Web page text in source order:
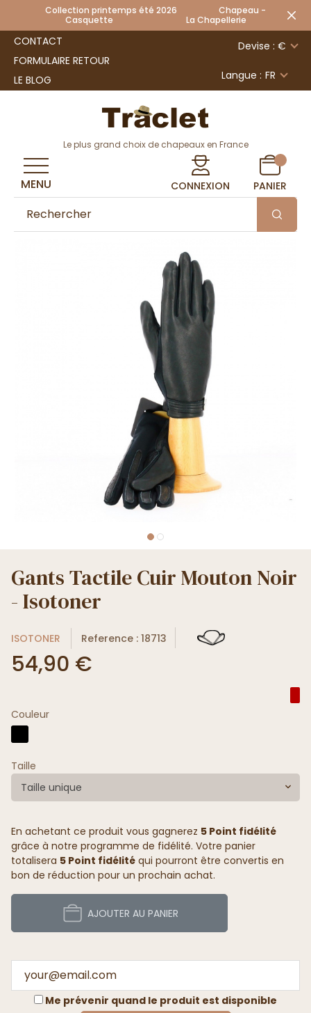
Collection printemps été 2026 Chapeau -
Casquette La Chapellerie
CONTACT
FORMULAIRE RETOUR
LE BLOG
Devise : €
Langue : FR
Le plus grand choix de chapeaux en France
CONNEXION PANIER
MENU
Gants Tactile Cuir Mouton Noir
- Isotoner
ISOTONER Reference : 18713
54,90 €
Couleur
Taille
Taille unique
En achetant ce produit vous gagnerez 5 Point fidélité
grâce à notre programme de fidélité. Votre panier
totalisera 5 Point fidélité qui pourront être convertis en
bon de réduction pour un prochain achat.
AJOUTER AU PANIER
Me prévenir quand le produit est disponible